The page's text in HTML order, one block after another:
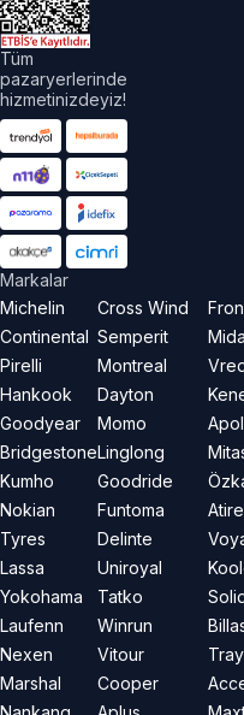
Tüm
pazaryerlerinde
hizmetinizdeyiz!
Markalar
Michelin
Continental
Pirelli
Hankook
Goodyear
Bridgestone
Kumho
Nokian
Tyres
Lassa
Yokohama
Laufenn
Nexen
Marshal
Cross Wind
Semperit
Montreal
Dayton
Momo
Linglong
Goodride
Funtoma
Delinte
Uniroyal
Tatko
Winrun
Vitour
Cooper
Atire